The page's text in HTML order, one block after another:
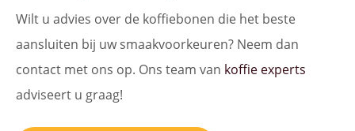
Wilt u advies over de koffiebonen die het beste
aansluiten bij uw smaakvoorkeuren? Neem dan
contact met ons op. Ons team van koffie experts
adviseert u graag!